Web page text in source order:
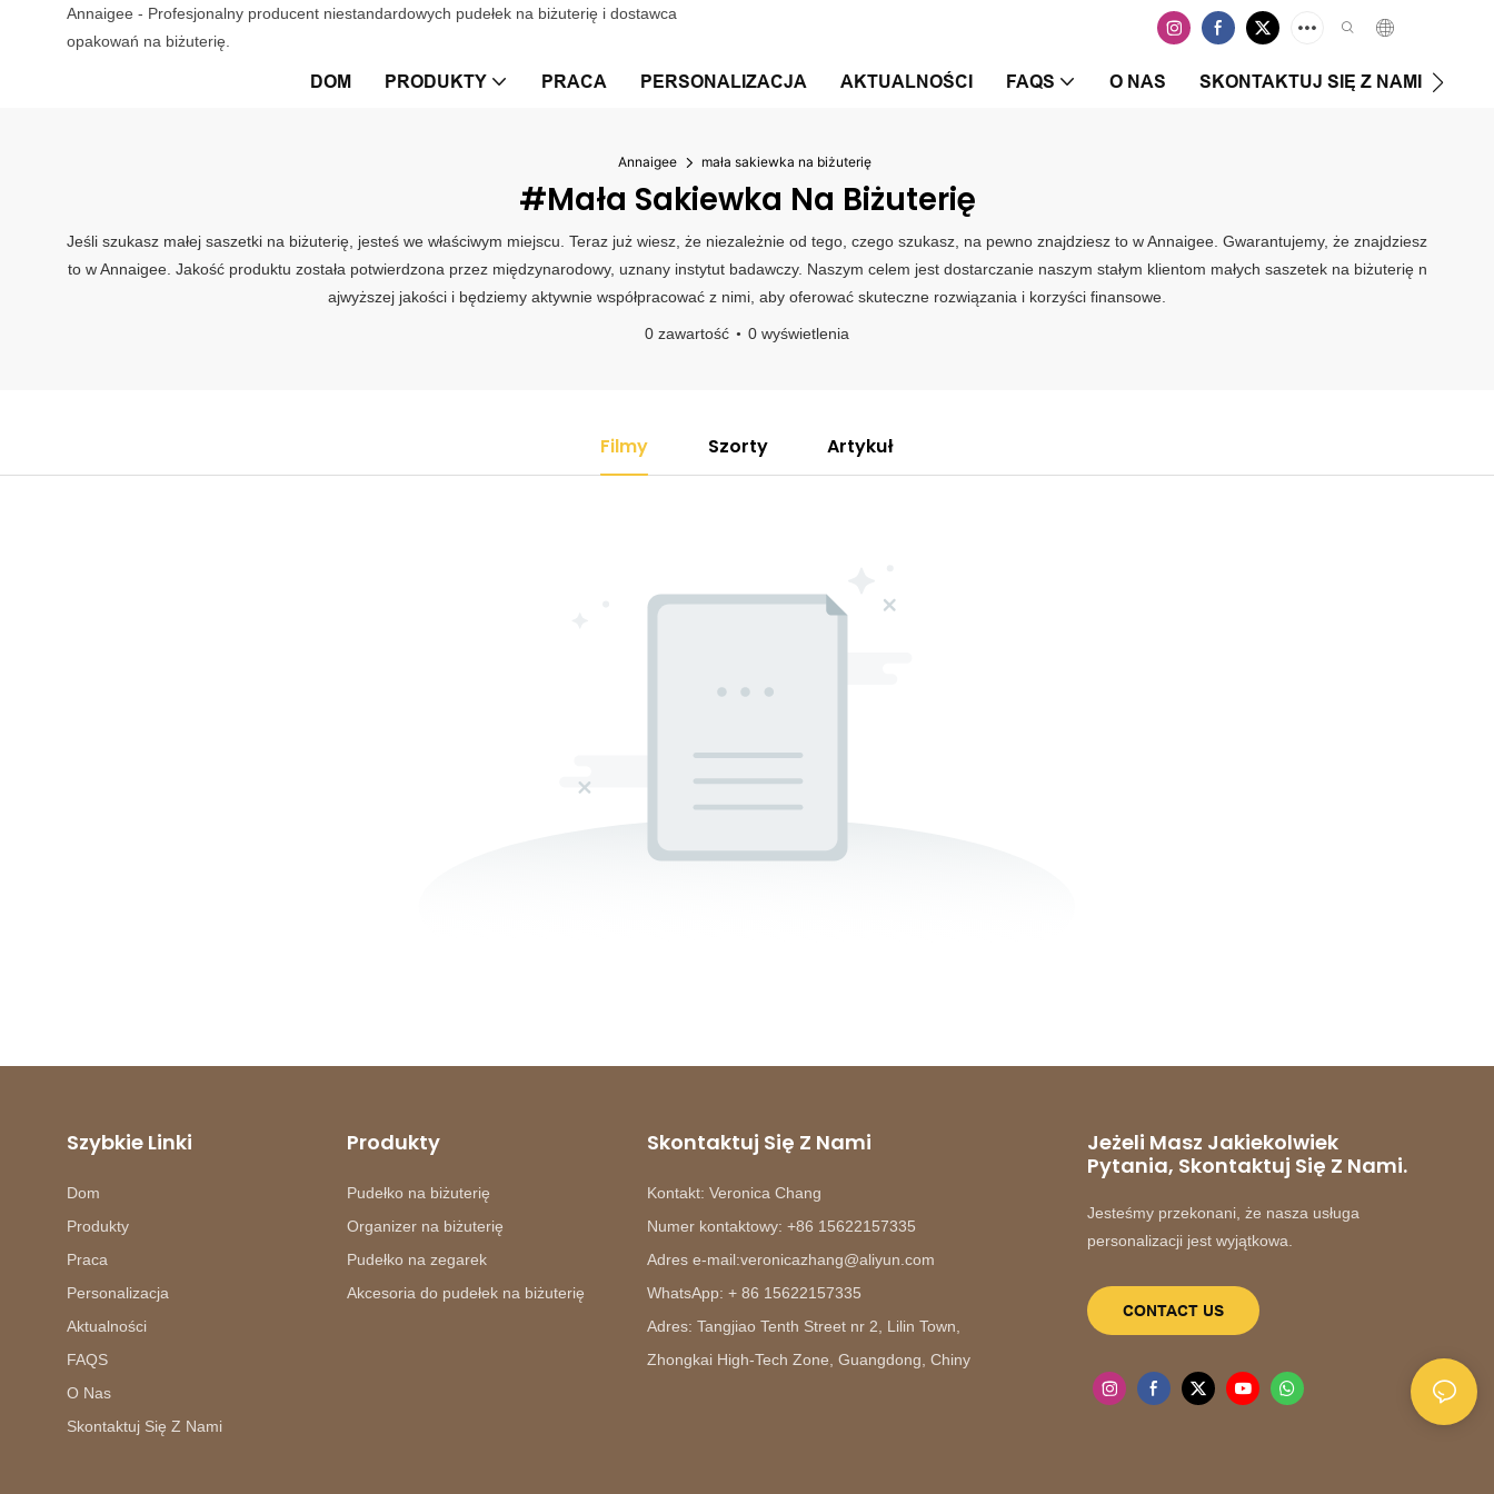
Annaigee - Profesjonalny producent niestandardowych pudełek na biżuterię i dostawca
opakowań na biżuterię.
DOM PRODUKTY PRACA PERSONALIZACJA AKTUALNOŚCI FAQS O NAS SKONTAKTUJ SIĘ Z NAMI
Annaigee mała sakiewka na biżuterię
#mała Sakiewka Na Biżuterię
Jeśli szukasz małej saszetki na biżuterię, jesteś we właściwym miejscu. Teraz już wiesz, że niezależnie od tego, czego szukasz, na pewno znajdziesz to w Annaigee. Gwarantujemy, że znajdziesz
to w Annaigee. Jakość produktu została potwierdzona przez międzynarodowy, uznany instytut badawczy. Naszym celem jest dostarczanie naszym stałym klientom małych saszetek na biżuterię n
ajwyższej jakości i będziemy aktywnie współpracować z nimi, aby oferować skuteczne rozwiązania i korzyści finansowe.
0 zawartość 0 wyświetlenia
Filmy Szorty Artykuł
Szybkie Linki
Dom
Produkty
Praca
Personalizacja
Aktualności
FAQS
O Nas
Skontaktuj Się Z Nami
Produkty
Pudełko na biżuterię
Organizer na biżuterię
Pudełko na zegarek
Akcesoria do pudełek na biżuterię
Skontaktuj Się Z Nami
Kontakt: Veronica Chang
Numer kontaktowy: +86 15622157335
Adres e-mail:veronicazhang@aliyun.com
WhatsApp: + 86 15622157335
Adres: Tangjiao Tenth Street nr 2, Lilin Town,
Zhongkai High-Tech Zone, Guangdong, Chiny
Jeżeli Masz Jakiekolwiek
Pytania, Skontaktuj Się Z Nami.
Jesteśmy przekonani, że nasza usługa
personalizacji jest wyjątkowa.
CONTACT US